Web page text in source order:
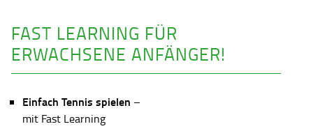
FAST LEARNING FÜR
ERWACHSENE ANFÄNGER!
Einfach Tennis spielen –
mit Fast Learning